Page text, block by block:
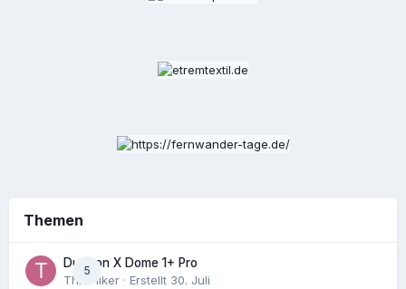
Themen
5
Durston X Dome 1+ Pro
ThruHiker · Erstellt 30. Juli